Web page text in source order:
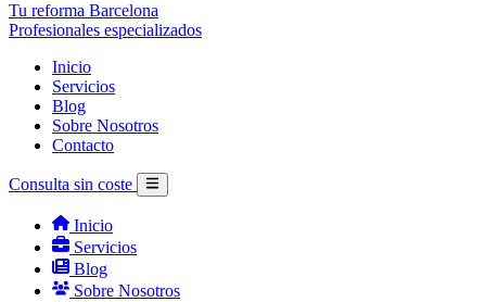
Tu reforma Barcelona
Profesionales especializados
Inicio
Servicios
Blog
Sobre Nosotros
Contacto
Consulta sin coste
Inicio
Servicios
Blog
Sobre Nosotros